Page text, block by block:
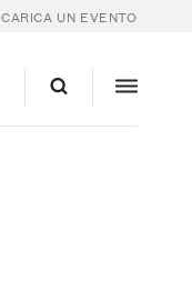
CARICA UN EVENTO